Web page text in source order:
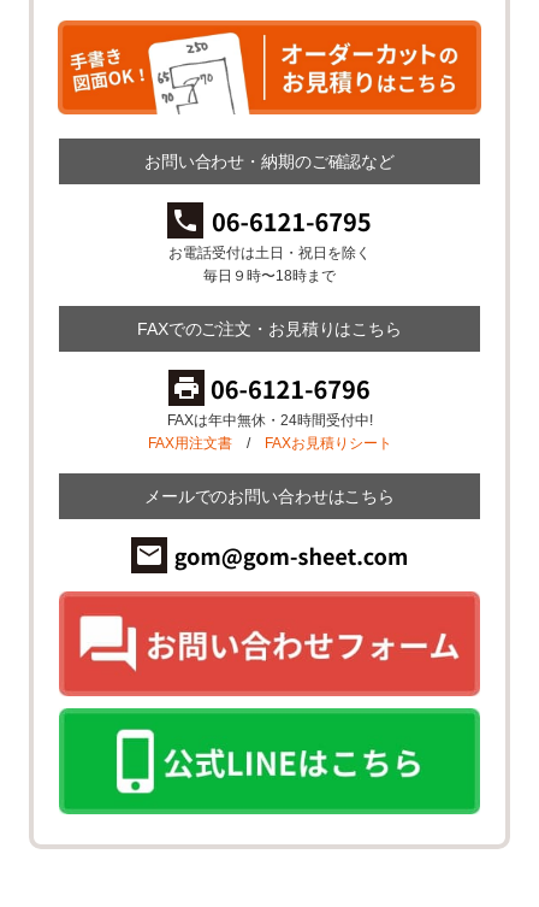
お問い合わせ・納期のご確認など
お電話受付は土日・祝日を除く
毎日９時〜18時まで
FAXでのご注文・お見積りはこちら
FAXは年中無休・24時間受付中!
FAX用注文書/ FAXお見積りシート
メールでのお問い合わせはこちら